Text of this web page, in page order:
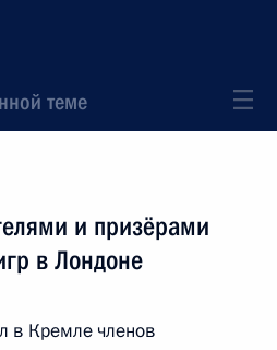
теме
и призёрами
в Лондоне
в Кремле членов